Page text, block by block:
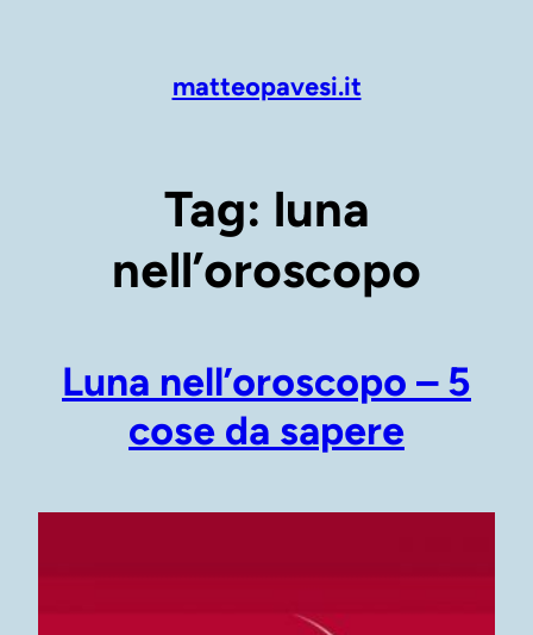
matteopavesi.it
Tag: luna
nell’oroscopo
Luna nell’oroscopo – 5
cose da sapere